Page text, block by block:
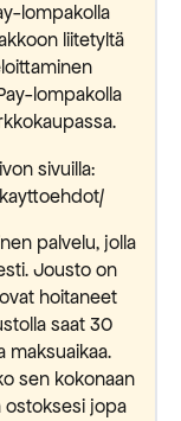
lompakolla
liitetyltä
lompakolla
sivuilla:
palvelu, jolla
Jousto on
hoitaneet
saat 30
maksuaikaa.
sen kokonaan
ostoksesi jopa